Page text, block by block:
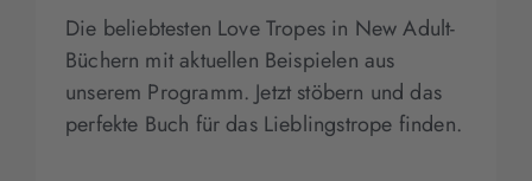
Die beliebtesten Love Tropes in New Adult-
Büchern mit aktuellen Beispielen aus
unserem Programm. Jetzt stöbern und das
perfekte Buch für das Lieblingstrope finden.